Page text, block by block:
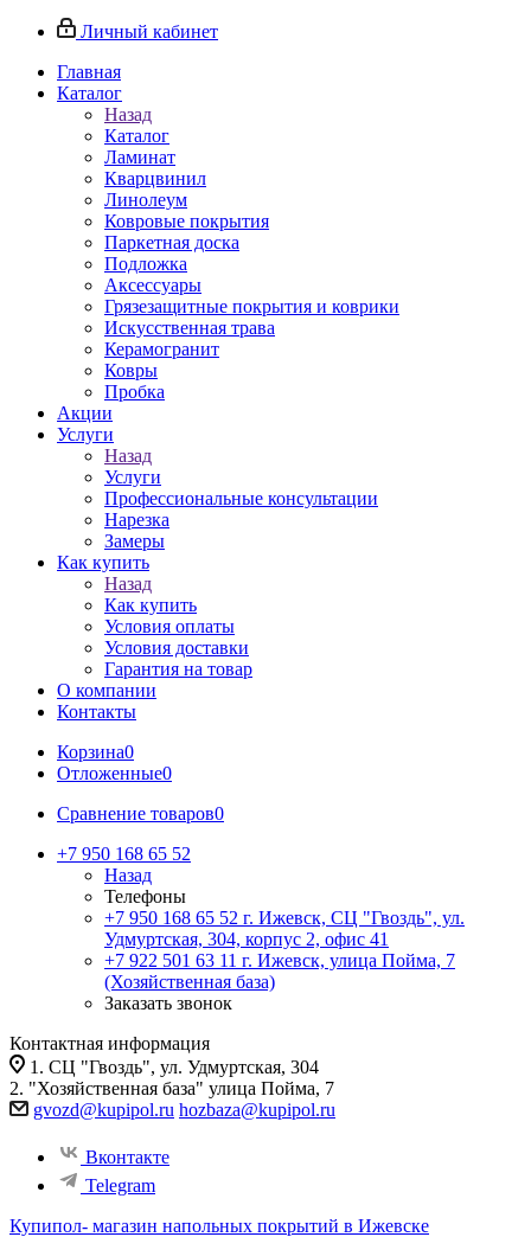
Личный кабинет
Главная
Каталог
Назад
Каталог
Ламинат
Кварцвинил
Линолеум
Ковровые покрытия
Паркетная доска
Подложка
Аксессуары
Грязезащитные покрытия и коврики
Искусственная трава
Керамогранит
Ковры
Пробка
Акции
Услуги
Назад
Услуги
Профессиональные консультации
Нарезка
Замеры
Как купить
Назад
Как купить
Условия оплаты
Условия доставки
Гарантия на товар
О компании
Контакты
Корзина0
Отложенные0
Сравнение товаров0
+7 950 168 65 52
Назад
Телефоны
+7 950 168 65 52 г. Ижевск, СЦ "Гвоздь", ул.
Удмуртская, 304, корпус 2, офис 41
+7 922 501 63 11 г. Ижевск, улица Пойма, 7
(Хозяйственная база)
Заказать звонок
Контактная информация
1. СЦ "Гвоздь", ул. Удмуртская, 304
2. "Хозяйственная база" улица Пойма, 7
gvozd@kupipol.ru hozbaza@kupipol.ru
Вконтакте
Telegram
Купипол- магазин напольных покрытий в Ижевске